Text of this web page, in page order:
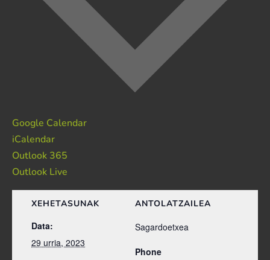
Google Calendar
iCalendar
Outlook 365
Outlook Live
XEHETASUNAK
Data:
29 urria, 2023
ANTOLATZAILEA
Sagardoetxea
Phone